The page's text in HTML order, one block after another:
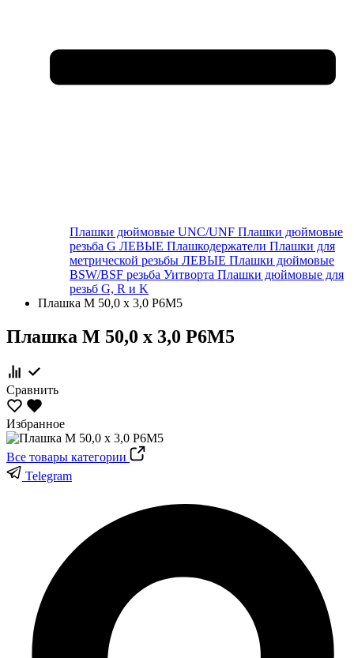
Плашки дюймовые UNC/UNF Плашки дюймовые
резьба G ЛЕВЫЕ Плашкодержатели Плашки для
метрической резьбы ЛЕВЫЕ Плашки дюймовые
BSW/BSF резьба Уитворта Плашки дюймовые для
резьб G, R и K
Плашка М 50,0 х 3,0 Р6М5
Плашка М 50,0 х 3,0 Р6М5
Сравнить
Избранное
Все товары категории
Telegram